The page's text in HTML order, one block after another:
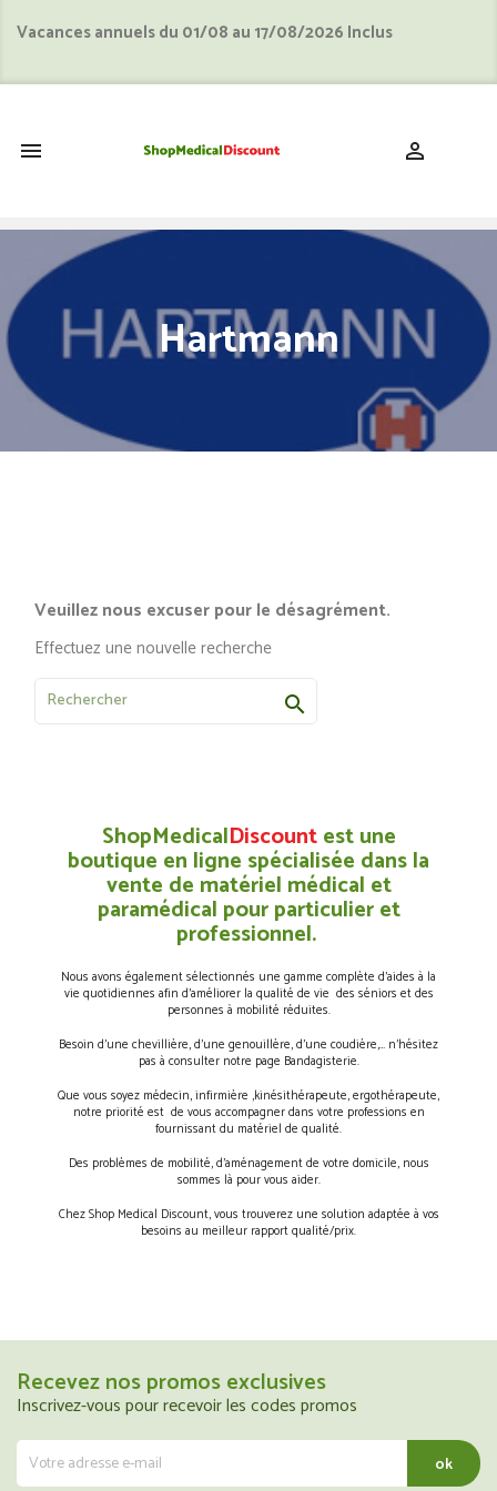
Vacances annuels du 01/08 au 17/08/2026 Inclus
 
Hartmann
Veuillez nous excuser pour le désagrément.
Effectuez une nouvelle recherche

ShopMedicalDiscountest une
boutique en ligne spécialisée dans la
vente de matériel médical et
paramédical pour particulier et
professionnel.
Nous avons également sélectionnés une gamme complète d’aides à la
vie quotidiennes afin d’améliorer la qualité de vie des séniors et des
personnes à mobilité réduites.
Besoin d’une chevillière, d’une genouillère, d’une coudière,… n’hésitez
pas à consulter notre page Bandagisterie.
Que vous soyez médecin, infirmière ,kinésithérapeute, ergothérapeute,
notre priorité est de vous accompagner dans votre professions en
fournissant du matériel de qualité.
Des problèmes de mobilité, d’aménagement de votre domicile, nous
sommes là pour vous aider.
Chez Shop Medical Discount, vous trouverez une solution adaptée à vos
besoins au meilleur rapport qualité/prix.
Recevez nos promos exclusives
Inscrivez-vous pour recevoir les codes promos